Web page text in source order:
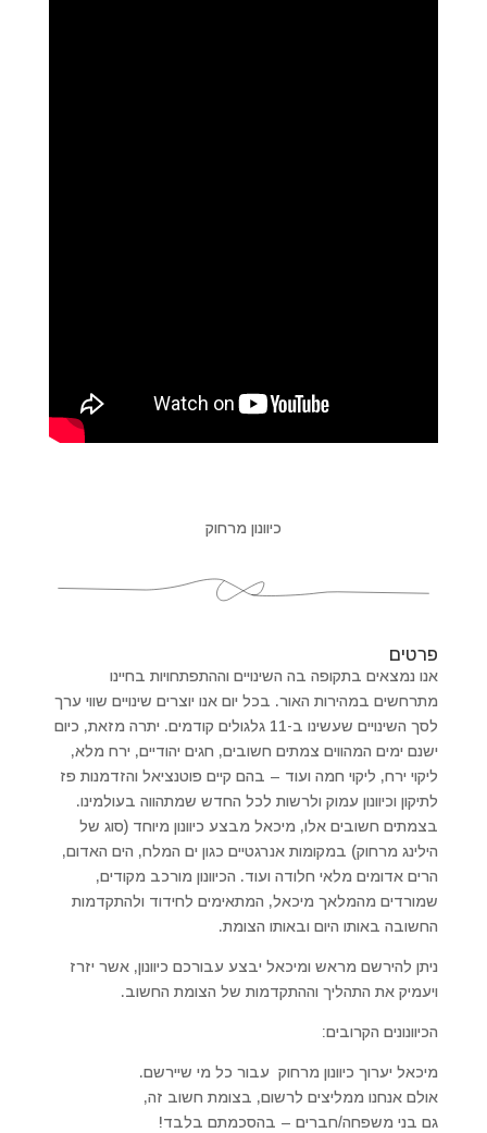
כיוונון מרחוק
פרטים
אנו נמצאים בתקופה בה השינויים וההתפתחויות בחיינו
מתרחשים במהירות האור. בכל יום אנו יוצרים שינויים שווי ערך
לסך השינויים שעשינו ב-11 גלגולים קודמים. יתרה מזאת, כיום
ישנם ימים המהווים צמתים חשובים, חגים יהודיים, ירח מלא,
ליקוי ירח, ליקוי חמה ועוד – בהם קיים פוטנציאל והזדמנות פז
לתיקון וכיוונון עמוק ולרשות לכל החדש שמתהווה בעולמינו.
בצמתים חשובים אלו, מיכאל מבצע כיוונון מיוחד (סוג של
הילינג מרחוק) במקומות אנרגטיים כגון ים המלח, הים האדום,
הרים אדומים מלאי חלודה ועוד. הכיוונון מורכב מקודים,
שמורדים מהמלאך מיכאל, המתאימים לחידוד ולהתקדמות
החשובה באותו היום ובאותו הצומת.
ניתן להירשם מראש ומיכאל יבצע עבורכם כיוונון, אשר יזרז
ויעמיק את התהליך וההתקדמות של הצומת החשוב.
הכיוונונים הקרובים:
מיכאל יערוך כיוונון מרחוק עבור כל מי שיירשם.
אולם אנחנו ממליצים לרשום, בצומת חשוב זה,
גם בני משפחה/חברים – בהסכמתם בלבד!